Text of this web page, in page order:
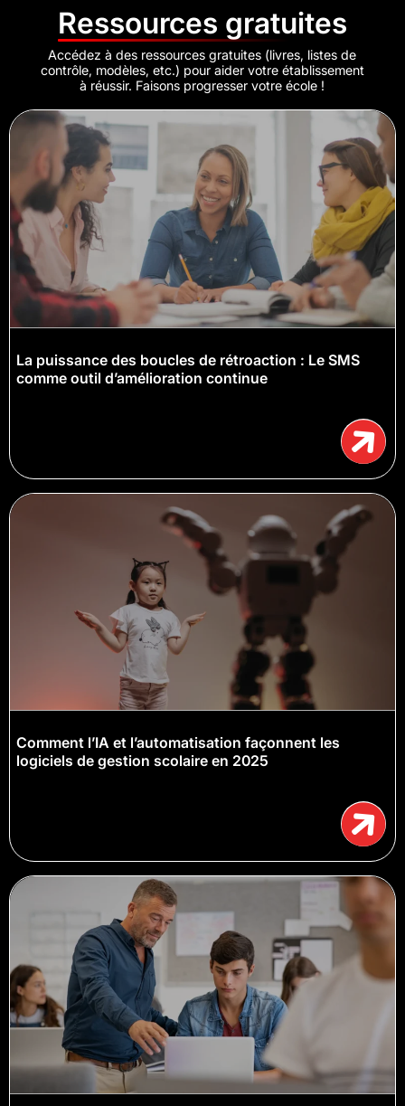
Ressources gratuites
Accédez à des ressources gratuites (livres, listes de
contrôle, modèles, etc.) pour aider votre établissement
à réussir. Faisons progresser votre école !
La puissance des boucles de rétroaction : Le SMS
comme outil d’amélioration continue
Comment l’IA et l’automatisation façonnent les
logiciels de gestion scolaire en 2025